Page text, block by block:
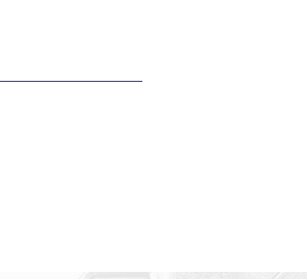
usages : chambre d’amis, salle de jeux
naturel préservé. La piscine 12 x 6